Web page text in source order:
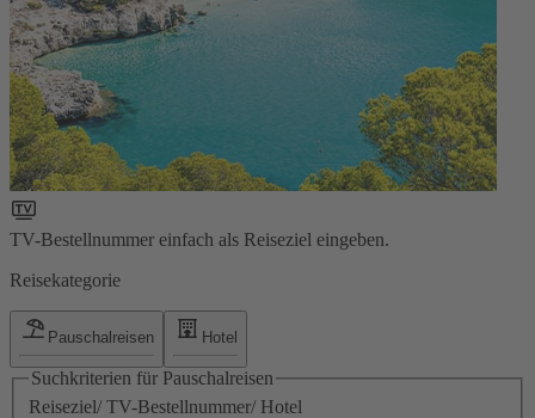
TV-Bestellnummer einfach als Reiseziel eingeben.
Reisekategorie
Pauschalreisen Hotel
Suchkriterien für Pauschalreisen
Reiseziel/ TV-Bestellnummer/ Hotel